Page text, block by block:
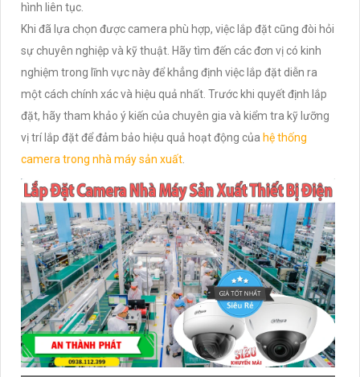
hình liên tục.
Khi đã lựa chọn được camera phù hợp, việc lắp đặt cũng đòi hỏi
sự chuyên nghiệp và kỹ thuật. Hãy tìm đến các đơn vị có kinh
nghiệm trong lĩnh vực này để khẳng định việc lắp đặt diễn ra
một cách chính xác và hiệu quả nhất. Trước khi quyết định lắp
đặt, hãy tham khảo ý kiến của chuyên gia và kiểm tra kỹ lưỡng
vị trí lắp đặt để đảm bảo hiệu quả hoạt động của hệ thống
camera trong nhà máy sản xuất.